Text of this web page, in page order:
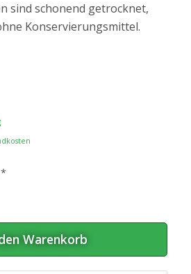
sind schonend getrocknet,
Konservierungsmittel.
Warenkorb